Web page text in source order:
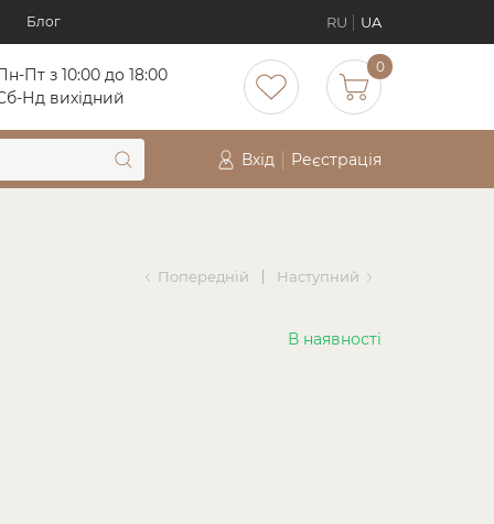
Блог RU UA
Пт з 10:00 до 18:00
Нд вихідний
0
Вхід Реєстрація
Попередній Наступний
В наявності